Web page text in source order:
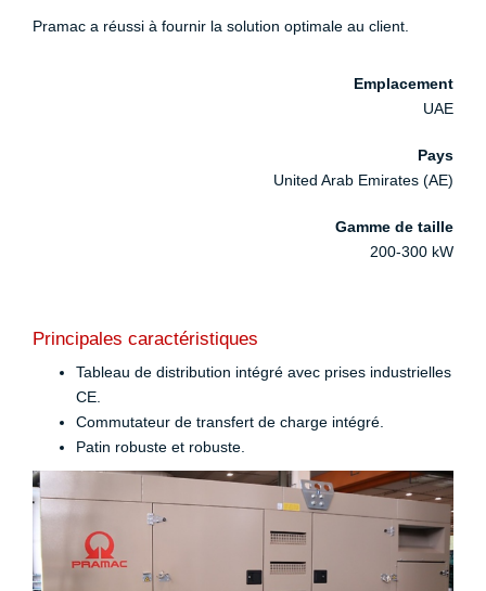
Pramac a réussi à fournir la solution optimale au client.
Emplacement
UAE
Pays
United Arab Emirates (AE)
Gamme de taille
200-300 kW
Principales caractéristiques
Tableau de distribution intégré avec prises industrielles
CE.
Commutateur de transfert de charge intégré.
Patin robuste et robuste.